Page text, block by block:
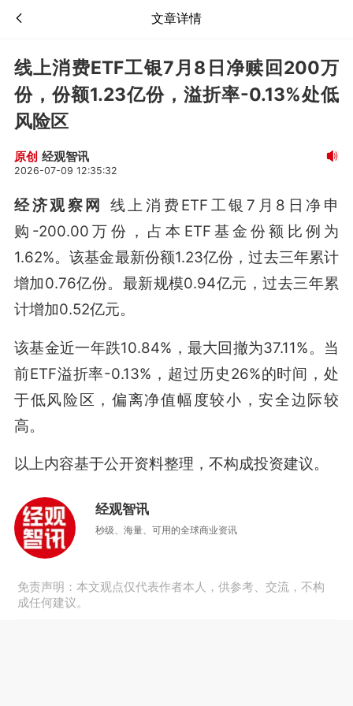
文章详情
线上消费ETF工银7月8日净赎回200万
份，份额1.23亿份，溢折率-0.13%处低
风险区
原创 经观智讯
2026-07-09 12:35:32
经济观察网
线上消费ETF工银7月8日净申
购-200.00万份，占本ETF基金份额比例为
1.62%。该基金最新份额1.23亿份，过去三年累计
增加0.76亿份。最新规模0.94亿元，过去三年累
计增加0.52亿元。
该基金近一年跌10.84%，最大回撤为37.11%。当
前ETF溢折率-0.13%，超过历史26%的时间，处
于低风险区，偏离净值幅度较小，安全边际较
高。
以上内容基于公开资料整理，不构成投资建议。
经观智讯
秒级、海量、可用的全球商业资讯
免责声明：本文观点仅代表作者本人，供参考、交流，不构
成任何建议。